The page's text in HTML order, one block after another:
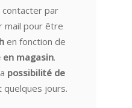
par
mail pour être
en fonction de
magasin.
possibilité de
quelques jours.